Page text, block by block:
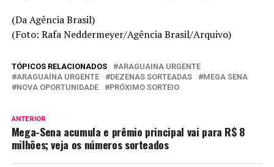
(Da Agência Brasil)
(Foto: Rafa Neddermeyer/Agência Brasil/Arquivo)
TÓPICOS RELACIONADOS
ARAGUAINA URGENTE
ARAGUAÍNA URGENTE
DEZENAS SORTEADAS
MEGA SENA
NOVA OPORTUNIDADE
PRÓXIMO SORTEIO
ANTERIOR
Mega-Sena acumula e prêmio principal vai para R$ 8
milhões; veja os números sorteados